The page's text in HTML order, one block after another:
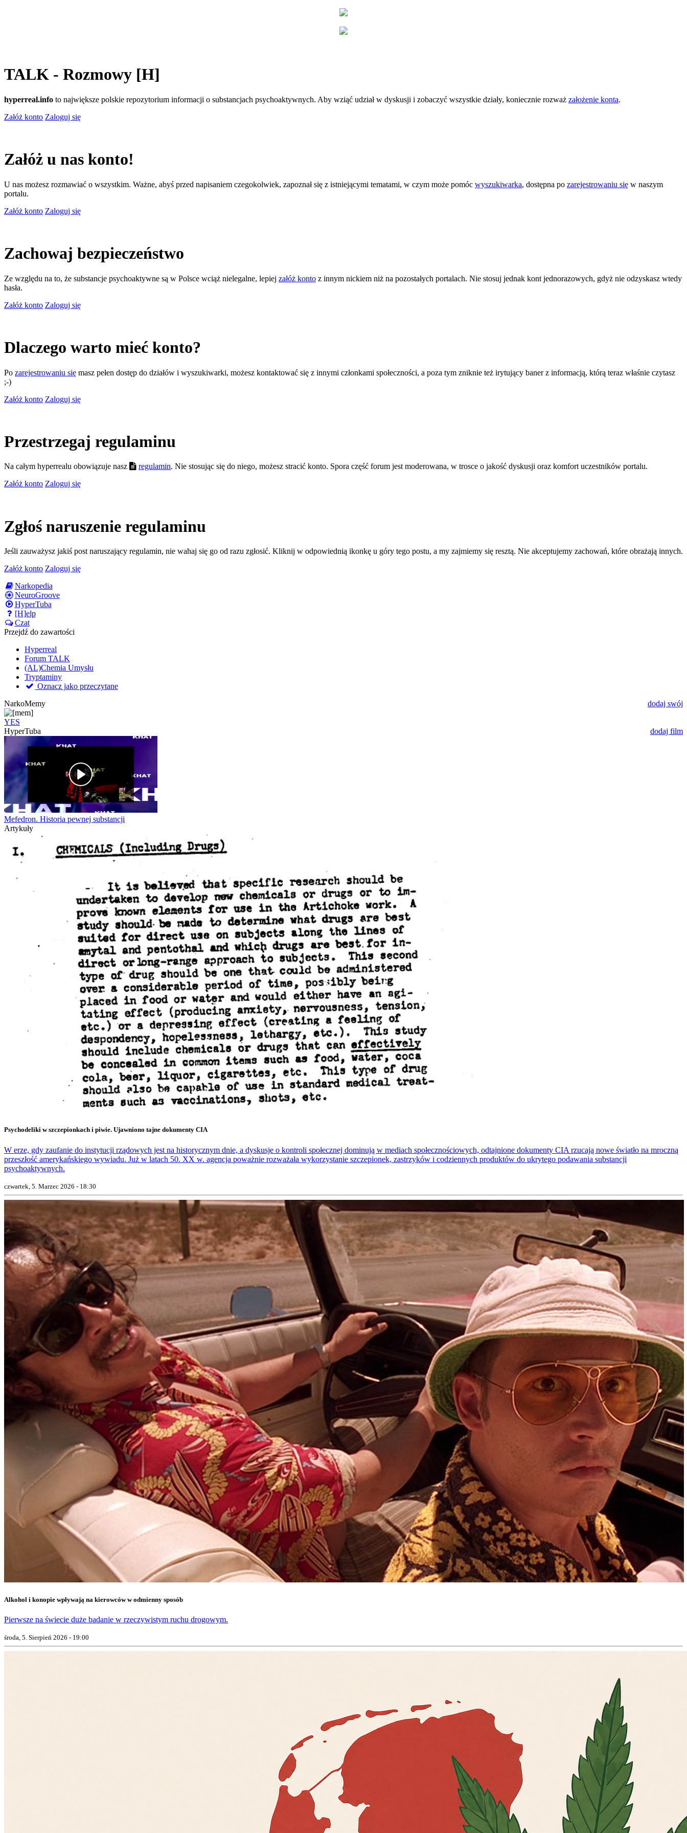
TALK - Rozmowy [H]
hyperreal.info to największe polskie repozytorium informacji o substancjach psychoaktywnych. Aby wziąć udział w dyskusji i zobaczyć wszystkie działy, koniecznie rozważ założenie konta.
Załóż konto Zaloguj się
Załóż u nas konto!
U nas możesz rozmawiać o wszystkim. Ważne, abyś przed napisaniem czegokolwiek, zapoznał się z istniejącymi tematami, w czym może pomóc wyszukiwarka, dostępna po zarejestrowaniu się w naszym
portalu.
Załóż konto Zaloguj się
Zachowaj bezpieczeństwo
Ze względu na to, że substancje psychoaktywne są w Polsce wciąż nielegalne, lepiej załóż konto z innym nickiem niż na pozostałych portalach. Nie stosuj jednak kont jednorazowych, gdyż nie odzyskasz wtedy
hasła.
Załóż konto Zaloguj się
Dlaczego warto mieć konto?
Po zarejestrowaniu się masz pełen dostęp do działów i wyszukiwarki, możesz kontaktować się z innymi członkami społeczności, a poza tym zniknie też irytujący baner z informacją, którą teraz właśnie czytasz
;-)
Załóż konto Zaloguj się
Przestrzegaj regulaminu
Na całym hyperrealu obowiązuje nasz regulamin. Nie stosując się do niego, możesz stracić konto. Spora część forum jest moderowana, w trosce o jakość dyskusji oraz komfort uczestników portalu.
Załóż konto Zaloguj się
Zgłoś naruszenie regulaminu
Jeśli zauważysz jakiś post naruszający regulamin, nie wahaj się go od razu zgłosić. Kliknij w odpowiednią ikonkę u góry tego postu, a my zajmiemy się resztą. Nie akceptujemy zachowań, które obrażają innych.
Załóż konto Zaloguj się
Narkopedia
NeuroGroove
HyperTuba
[H]elp
Czat
Przejdź do zawartości
Hyperreal
Forum TALK
(AL)Chemia Umysłu
Tryptaminy
Oznacz jako przeczytane
NarkoMemy
dodaj swój
YES
HyperTuba
dodaj film
Mefedron. Historia pewnej substancji
Artykuły
Psychodeliki w szczepionkach i piwie. Ujawniono tajne dokumenty CIA
W erze, gdy zaufanie do instytucji rządowych jest na historycznym dnie, a dyskusje o kontroli społecznej dominują w mediach społecznościowych, odtajnione dokumenty CIA rzucają nowe światło na mroczną
przeszłość amerykańskiego wywiadu. Już w latach 50. XX w. agencja poważnie rozważała wykorzystanie szczepionek, zastrzyków i codziennych produktów do ukrytego podawania substancji
psychoaktywnych.
czwartek, 5. Marzec 2026 - 18:30
Alkohol i konopie wpływają na kierowców w odmienny sposób
Pierwsze na świecie duże badanie w rzeczywistym ruchu drogowym.
środa, 5. Sierpień 2026 - 19:00